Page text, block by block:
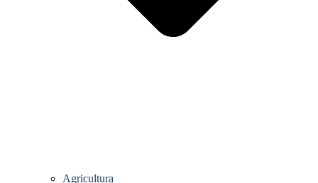
Agricultura